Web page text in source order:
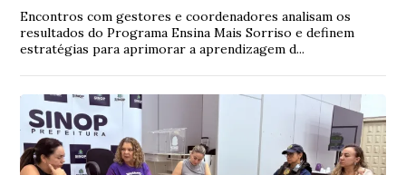
Encontros com gestores e coordenadores analisam os
resultados do Programa Ensina Mais Sorriso e definem
estratégias para aprimorar a aprendizagem d...